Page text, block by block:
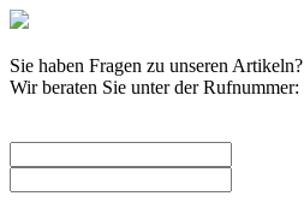
Sie haben Fragen zu unseren Artikeln?
Wir beraten Sie unter der Rufnummer: